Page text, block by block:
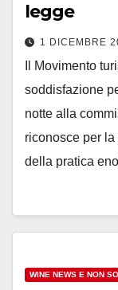
legge
1 DICEMBRE
Il Movimento
soddisfazione
notte alla
riconosce per
della pratica
WINE NEWS E NON